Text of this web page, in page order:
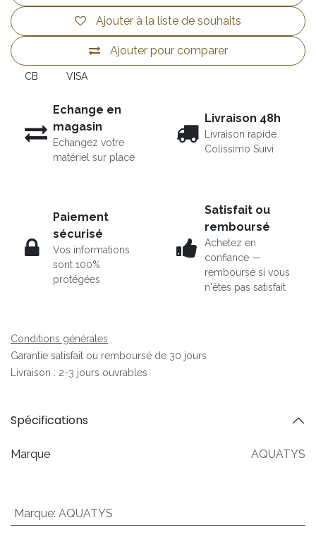
Ajouter pour comparer
Ajouter à la liste de souhaits
CB VISA
Echange en
magasin
Echangez votre
matériel sur place
Livraison 48h
Livraison rapide
Colissimo Suivi
Paiement
sécurisé
Vos informations
sont 100%
protégées
Satisfait ou
remboursé
Achetez en
confiance —
remboursé si vous
n'êtes pas satisfait
Conditions générales
Garantie satisfait ou remboursé de 30 jours
Livraison : 2-3 jours ouvrables
Spécifications
Marque AQUATYS
Marque: AQUATYS